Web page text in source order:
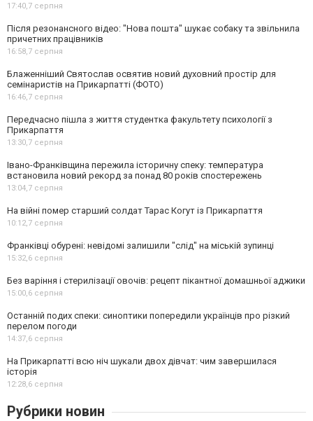
17:40,7 серпня
Після резонансного відео: "Нова пошта" шукає собаку та звільнила
причетних працівників
16:58,7 серпня
Блаженніший Святослав освятив новий духовний простір для
семінаристів на Прикарпатті (ФОТО)
16:46,7 серпня
Передчасно пішла з життя студентка факультету психології з
Прикарпаття
13:30,7 серпня
Івано-Франківщина пережила історичну спеку: температура
встановила новий рекорд за понад 80 років спостережень
13:04,7 серпня
На війні помер старший солдат Тарас Когут із Прикарпаття
10:12,7 серпня
Франківці обурені: невідомі залишили "слід" на міській зупинці
15:32,6 серпня
Без варіння і стерилізації овочів: рецепт пікантної домашньої аджики
15:00,6 серпня
Останній подих спеки: синоптики попередили українців про різкий
перелом погоди
14:37,6 серпня
На Прикарпатті всю ніч шукали двох дівчат: чим завершилася
історія
12:28,6 серпня
Рубрики новин